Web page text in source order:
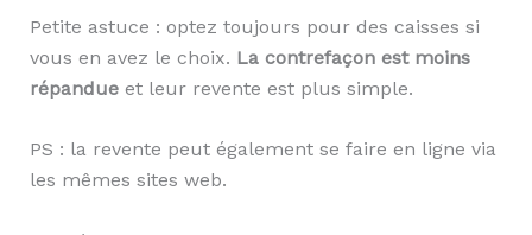
Petite astuce : optez toujours pour des caisses si
vous en avez le choix. La contrefaçon est moins
répandue et leur revente est plus simple.
PS : la revente peut également se faire en ligne via
les mêmes sites web.